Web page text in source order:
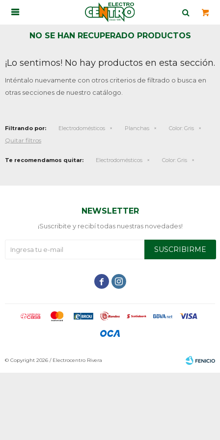

NO SE HAN RECUPERADO PRODUCTOS
¡Lo sentimos! No hay productos en esta sección.
Inténtalo nuevamente con otros criterios de filtrado o busca en
otras secciones de nuestro catálogo.
Filtrando por: Electrodomésticos Planchas Color: Gris
Quitar filtros
Te recomendamos quitar: Electrodomésticos Color: Gris
NEWSLETTER
¡Suscribite y recibí todas nuestras novedades!
SUSCRIBIRME
 
© Copyright 2026 / Electrocentro Rivera